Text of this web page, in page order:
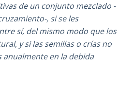
de un conjunto mezclado -
, si se les
sí, del mismo modo que los
y si las semillas o crías no
anualmente en la debida